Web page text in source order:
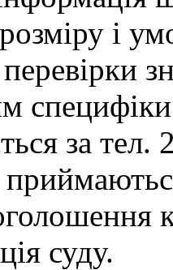
і
за тел.
суду.